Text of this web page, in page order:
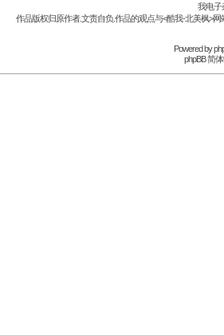
我电子
作品版权归原作者.文责自负.作品的观点与<酷我-北美枫>
Powered by
phpBB 简